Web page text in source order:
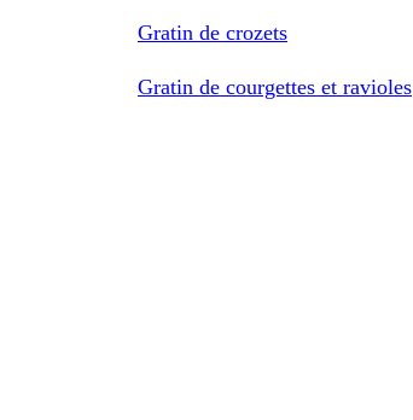
Gratin de crozets
Gratin de courgettes et ravioles